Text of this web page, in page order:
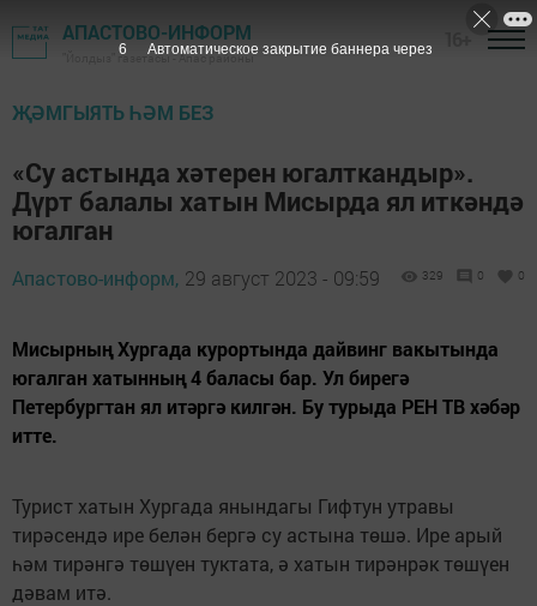
АПАСТОВО-ИНФОРМ
"Йолдыз" газетасы - Апас районы
ҖӘМГЫЯТЬ ҺӘМ БЕЗ
«Су астында хәтерен югалткандыр».
Дүрт балалы хатын Мисырда ял иткәндә
югалган
Апастово-информ, 29 август 2023 - 09:59 329 0 0
Мисырның Хургада курортында дайвинг вакытында
югалган хатынның 4 баласы бар. Ул бирегә
Петербургтан ял итәргә килгән. Бу турыда РЕН ТВ хәбәр
итте.
Турист хатын Хургада янындагы Гифтун утравы
тирәсендә ире белән бергә су астына төшә. Ире арый
һәм тирәнгә төшүен туктата, ә хатын тирәнрәк төшүен
дәвам итә.
5 Автоматическое закрытие баннера через